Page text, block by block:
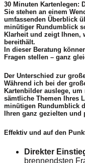
30 Minuten Kartenlegen:
Sie stehen an einem
umfassenden Überblick
minütiger Rundumblick
Klarheit und zeigt Ihnen,
bereithält.
In dieser Beratung
Fragen stellen – ganz
Der Unterschied zur
Während ich bei der
Kartenbilder auslege,
sämtliche Themen Ihres
minütigen Rundumblick
Ihren ganz gezielten
Effektiv und auf den
Direkter
brennendsten